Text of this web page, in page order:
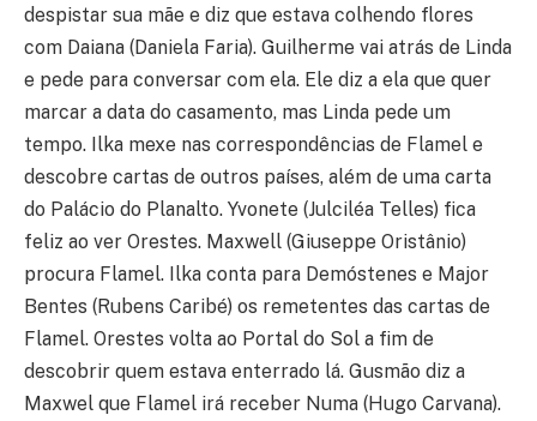
despistar sua mãe e diz que estava colhendo flores
com Daiana (Daniela Faria). Guilherme vai atrás de Linda
e pede para conversar com ela. Ele diz a ela que quer
marcar a data do casamento, mas Linda pede um
tempo. Ilka mexe nas correspondências de Flamel e
descobre cartas de outros países, além de uma carta
do Palácio do Planalto. Yvonete (Julciléa Telles) fica
feliz ao ver Orestes. Maxwell (Giuseppe Oristânio)
procura Flamel. Ilka conta para Demóstenes e Major
Bentes (Rubens Caribé) os remetentes das cartas de
Flamel. Orestes volta ao Portal do Sol a fim de
descobrir quem estava enterrado lá. Gusmão diz a
Maxwel que Flamel irá receber Numa (Hugo Carvana).